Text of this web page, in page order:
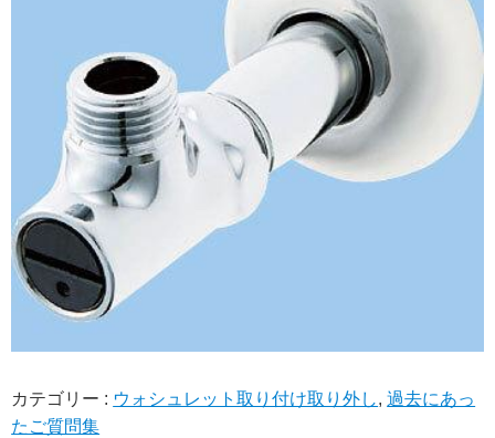
カテゴリー : ウォシュレット取り付け取り外し,過去にあっ
たご質問集